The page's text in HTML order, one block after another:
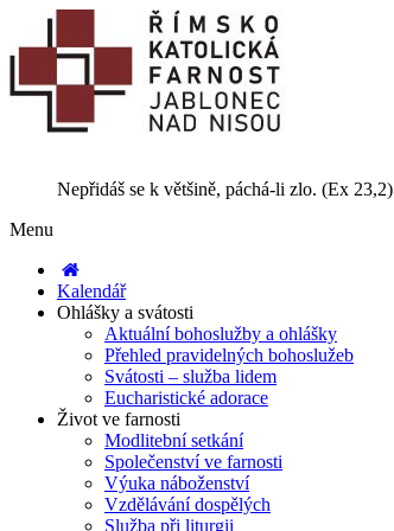
Nepřidáš se k většině, páchá-li zlo. (Ex 23,2)
Menu
Kalendář
Ohlášky a svátosti
Aktuální bohoslužby a ohlášky
Přehled pravidelných bohoslužeb
Svátosti – služba lidem
Eucharistické adorace
Život ve farnosti
Modlitební setkání
Společenství ve farnosti
Výuka náboženství
Vzdělávání dospělých
Služba při liturgii